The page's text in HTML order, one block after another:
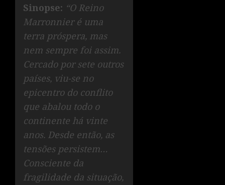
Sinopse: “O Reino
Marronnier é uma
terra próspera, mas
nem sempre foi assim.
Cercado por sete outros
países, viu-se no
epicentro do conflito
que abalou todo o
continente há vinte
anos. Desde então, as
tensões persistem…
Consciente da
fragilidade da situação,